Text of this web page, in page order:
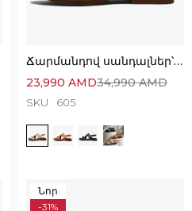
Ճարմանդով սանդալներ՝ հիանալի ընտրություն
34,990AMD
23,990 AMD
SKU 605
Նոր
-31%